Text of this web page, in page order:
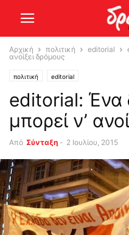
Αρχική πολιτική editorial
ανοίξει δρόμους
πολιτική editorial
editorial: Ένα
μπορεί ν’
Από Σύνταξη - 2 Ιουλίου, 2015